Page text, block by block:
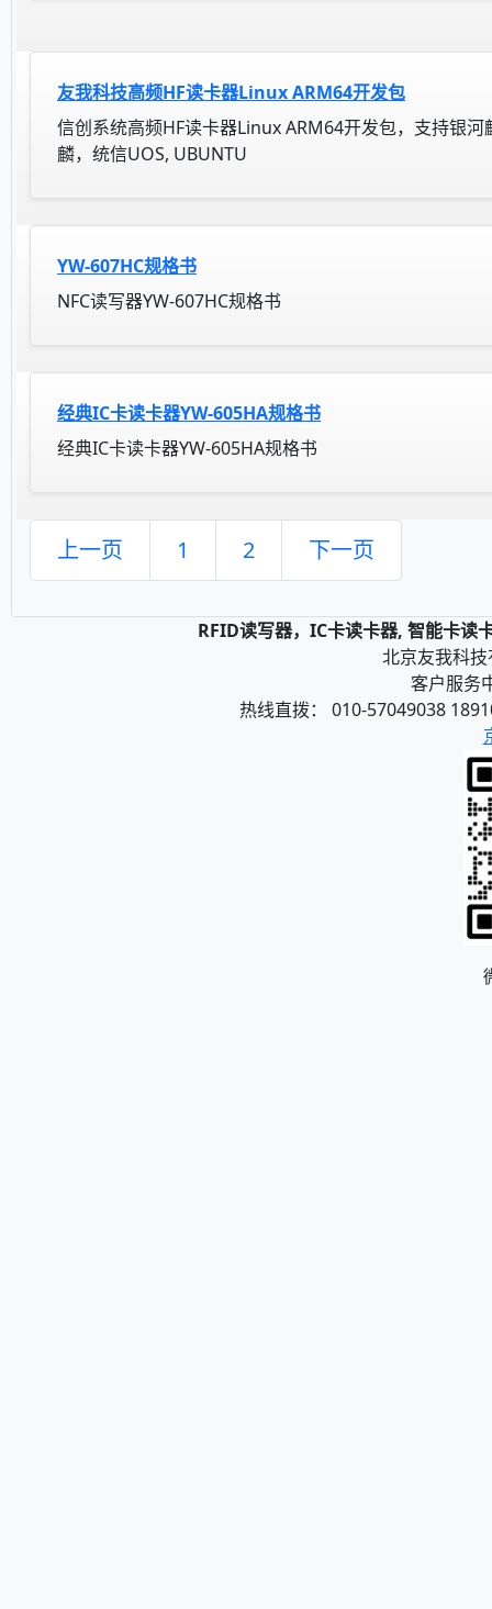
友我科技高频HF读卡器Linux ARM64开发包
信创系统高频HF读卡器Linux ARM64开发包，支持银河
麟，统信UOS, UBUNTU
YW-607HC规格书
NFC读写器YW-607HC规格书
经典IC卡读卡器YW-605HA规格书
经典IC卡读卡器YW-605HA规格书
上一页 1 2 下一页
RFID读写器，IC卡读卡器, 智能卡读
北京友我科
客户服务
热线直拨： 010-57049038